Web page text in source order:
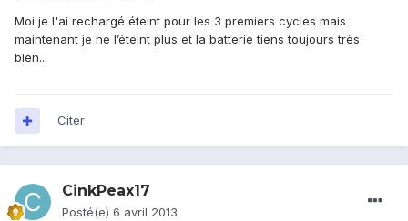
Moi je l'ai rechargé éteint pour les 3 premiers cycles mais
maintenant je ne l’éteint plus et la batterie tiens toujours très
bien...
Citer
CinkPeax17
Posté(e) 6 avril 2013